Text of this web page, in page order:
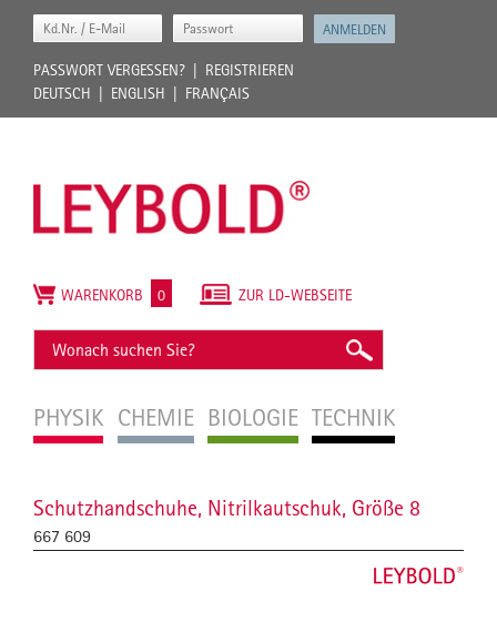
PASSWORT VERGESSEN?
REGISTRIEREN
DEUTSCH
ENGLISH FRANÇAIS
PHYSIK CHEMIE BIOLOGIE TECHNIK
ZUR LD-WEBSEITE
WARENKORB 0
Schutzhandschuhe, Nitrilkautschuk, Größe 8
667 609